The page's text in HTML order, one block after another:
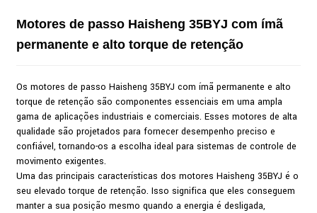
Motores de passo Haisheng 35BYJ com ímã
permanente e alto torque de retenção
Os motores de passo Haisheng 35BYJ com ímã permanente e alto
torque de retenção são componentes essenciais em uma ampla
gama de aplicações industriais e comerciais. Esses motores de alta
qualidade são projetados para fornecer desempenho preciso e
confiável, tornando-os a escolha ideal para sistemas de controle de
movimento exigentes.
Uma das principais características dos motores Haisheng 35BYJ é o
seu elevado torque de retenção. Isso significa que eles conseguem
manter a sua posição mesmo quando a energia é desligada,